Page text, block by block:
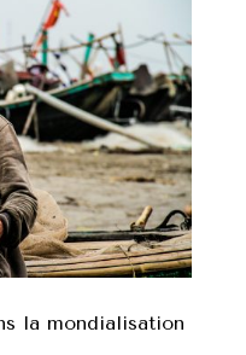
la mondialisation